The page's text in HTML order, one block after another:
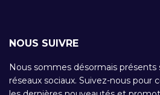
NOUS SUIVRE
Nous sommes désormais présents
réseaux sociaux. Suivez-nous pour